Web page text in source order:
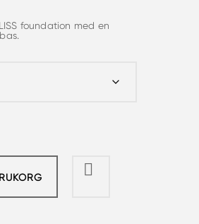
foundation med en